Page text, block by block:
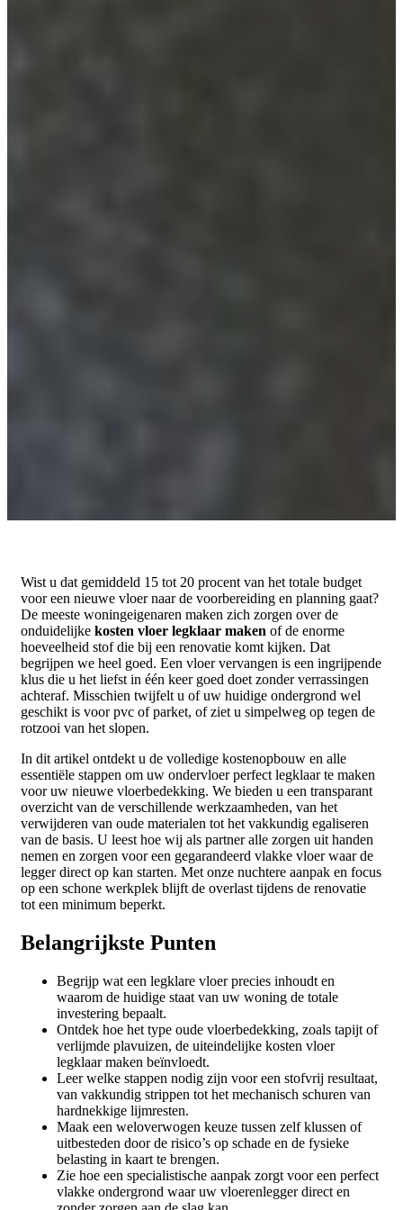
Wist u dat gemiddeld 15 tot 20 procent van het totale budget
voor een nieuwe vloer naar de voorbereiding en planning gaat?
De meeste woningeigenaren maken zich zorgen over de
onduidelijke kosten vloer legklaar maken of de enorme
hoeveelheid stof die bij een renovatie komt kijken. Dat
begrijpen we heel goed. Een vloer vervangen is een ingrijpende
klus die u het liefst in één keer goed doet zonder verrassingen
achteraf. Misschien twijfelt u of uw huidige ondergrond wel
geschikt is voor pvc of parket, of ziet u simpelweg op tegen de
rotzooi van het slopen.
In dit artikel ontdekt u de volledige kostenopbouw en alle
essentiële stappen om uw ondervloer perfect legklaar te maken
voor uw nieuwe vloerbedekking. We bieden u een transparant
overzicht van de verschillende werkzaamheden, van het
verwijderen van oude materialen tot het vakkundig egaliseren
van de basis. U leest hoe wij als partner alle zorgen uit handen
nemen en zorgen voor een gegarandeerd vlakke vloer waar de
legger direct op kan starten. Met onze nuchtere aanpak en focus
op een schone werkplek blijft de overlast tijdens de renovatie
tot een minimum beperkt.
Belangrijkste Punten
Begrijp wat een legklare vloer precies inhoudt en
waarom de huidige staat van uw woning de totale
investering bepaalt.
Ontdek hoe het type oude vloerbedekking, zoals tapijt of
verlijmde plavuizen, de uiteindelijke kosten vloer
legklaar maken beïnvloedt.
Leer welke stappen nodig zijn voor een stofvrij resultaat,
van vakkundig strippen tot het mechanisch schuren van
hardnekkige lijmresten.
Maak een weloverwogen keuze tussen zelf klussen of
uitbesteden door de risico’s op schade en de fysieke
belasting in kaart te brengen.
Zie hoe een specialistische aanpak zorgt voor een perfect
vlakke ondergrond waar uw vloerenlegger direct en